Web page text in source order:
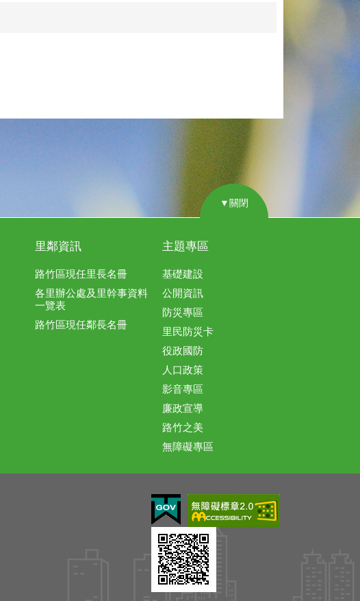
▼關閉
里鄰資訊
路竹區現任里長名冊
各里辦公處及里幹事資料
一覽表
路竹區現任鄰長名冊
主題專區
基礎建設
公開資訊
防災專區
里民防災卡
役政國防
人口政策
影音專區
廉政宣導
路竹之美
無障礙專區